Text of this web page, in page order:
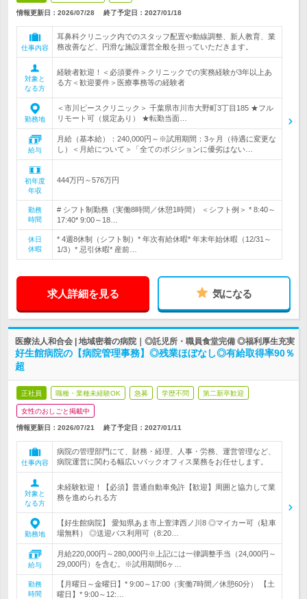
情報更新日：2026/07/28 終了予定日： 2027/01/18
仕事内容
耳鼻科クリニック内でのスタッフ配置や動線調整、新人教育、業
務改善など、円滑な施設運営全般を担っていただきます。
対象と
なる方
経験者歓迎！＜必須要件＞クリニックでの実務経験が3年以上あ
る方＜歓迎要件＞医療事務等の経験者
勤務地
＜市川ピースクリニック＞ 千葉県市川市大野町3丁目185 ★フル
リモート可（規定あり） ★転勤当面…
給与
月給（基本給）：240,000円～※試用期間：3ヶ月（待遇に変更な
し）＜月給について＞「全てのポジションに優劣はない…
初年度
年収
444万円～576万円
勤務
時間
# シフト制勤務（実働8時間／休憩1時間） ＜シフト例＞ * 8:40～
17:40* 9:00～18…
休日
休暇
* 4週8休制（シフト制）* 年次有給休暇* 年末年始休暇（12/31～
1/3）* 忌引休暇* 産前…
求人詳細を見る 気になる
医療法人和合会 | 地域密着の病院｜◎託児所・職員食堂完備 ◎福利厚生充実
好生館病院の【病院管理事務】◎残業ほぼなし◎有給取得率90％
超
正社員 職種・業種未経験OK 急募 学歴不問 第二新卒歓迎
女性のおしごと掲載中
情報更新日：2026/07/21 終了予定日： 2027/01/11
仕事内容
病院の管理部門にて、財務・経理、人事・労務、運営管理など、
病院運営に関わる幅広いバックオフィス業務をお任せします。
対象と
なる方
未経験歓迎！【必須】普通自動車免許【歓迎】周囲と協力して業
務を進められる方
勤務地
【好生館病院】 愛知県あま市上萱津西ノ川8 ◎マイカー可（駐車
場無料） ◎送迎バス利用可（8:20…
給与
月給220,000円～280,000円※上記には一律調整手当（24,000円～
29,000円）を含む。※試用期間6ヶ…
勤務
時間
【月曜日～金曜日】* 9:00～17:00（実働7時間／休憩60分） 【土
曜日】* 9:00～12:…